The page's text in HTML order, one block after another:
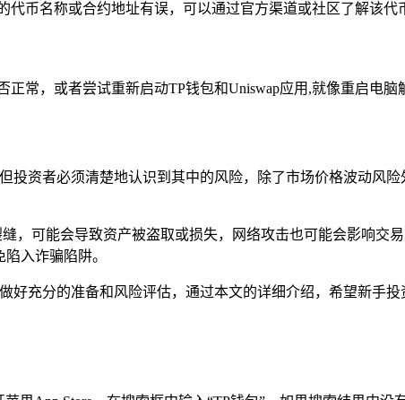
币名称或合约地址有误，可以通过官方渠道或社区了解该代
常，或者尝试重新启动TP钱包和Uniswap应用,就像重启电脑
投资者必须清楚地认识到其中的风险，除了市场价格波动风
，可能会导致资产被盗取或损失，网络攻击也可能会影响交
入诈骗陷阱。
充分的准备和风险评估，通过本文的详细介绍，希望新手